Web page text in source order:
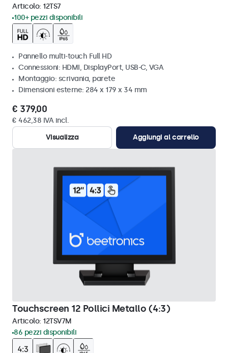
Articolo: 12TS7
100+ pezzi disponibili
Pannello multi-touch Full HD
Connessioni: HDMI, DisplayPort, USB-C, VGA
Montaggio: scrivania, parete
Dimensioni esterne: 284 x 179 x 34 mm
€ 379,00
€ 462,38 IVA incl.
Visualizza
Aggiungi al carrello
Touchscreen 12 Pollici Metallo (4:3)
Articolo: 12TSV7M
86 pezzi disponibili